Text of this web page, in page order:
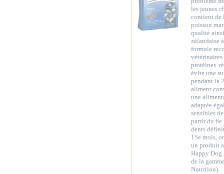
les jeunes
contient de
poisson
qualité
zélandaise
formule
vétérinaires
protéines
évite une
pendant la
aliment
une
adaptée
sensibles
partir du 6e
dents
15e mois,
un produit
Happy Dog
de la
Nutrition).